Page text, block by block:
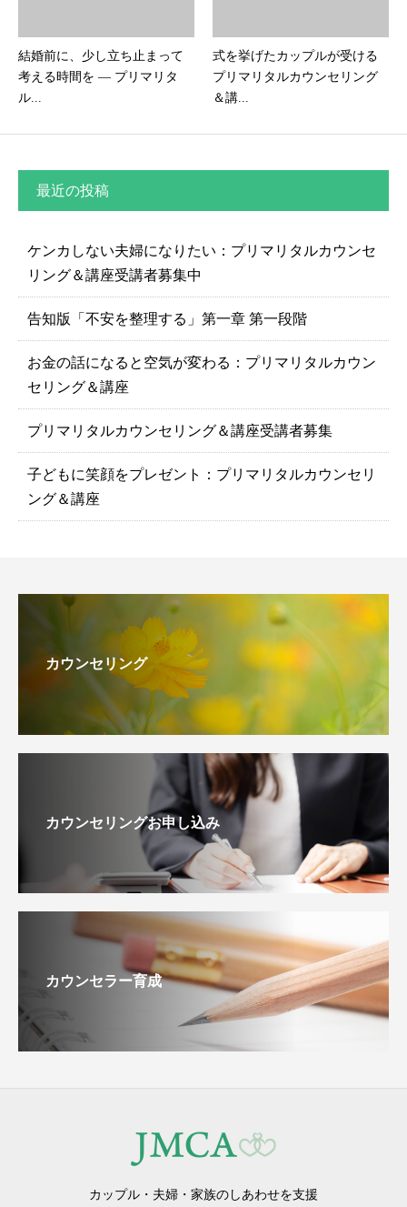
結婚前に、少し立ち止まって
考える時間を ― プリマリタ
ル...
式を挙げたカップルが受ける
プリマリタルカウンセリング
＆講...
最近の投稿
ケンカしない夫婦になりたい：プリマリタルカウンセ
リング＆講座受講者募集中
告知版「不安を整理する」第一章 第一段階
お金の話になると空気が変わる：プリマリタルカウン
セリング＆講座
プリマリタルカウンセリング＆講座受講者募集
子どもに笑顔をプレゼント：プリマリタルカウンセリ
ング＆講座
カウンセリング
カウンセリングお申し込み
カウンセラー育成
カップル・夫婦・家族のしあわせを支援